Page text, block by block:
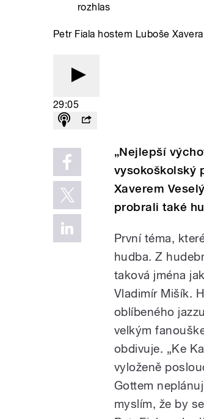
rozhlas
Petr Fiala hostem Luboše
29:05
„Nejlepší
vysokoškolský
Xaverem
probrali také
První téma,
hudba. Z
taková jména
Vladimír Mišík.
oblíbeného
velkým
obdivuje. „Ke
vyloženě
Gottem
myslím, že by